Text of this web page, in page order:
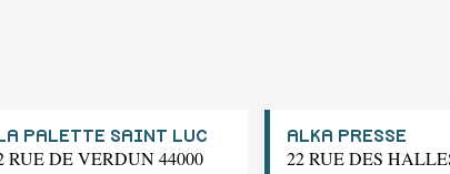
PALETTE SAINT LUC
RUE DE VERDUN 44000
ALKA PRESSE
22 RUE DES